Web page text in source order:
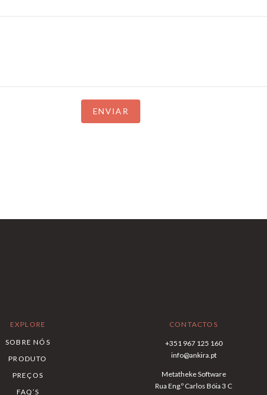
EXPLORE
SOBRE NÓS
PRODUTO
PREÇOS
FAQ’S
CONTACTOS
+351 967 125 160
info@ankira.pt
Metatheke Software
Rua Eng.º Carlos Bóia 3 C